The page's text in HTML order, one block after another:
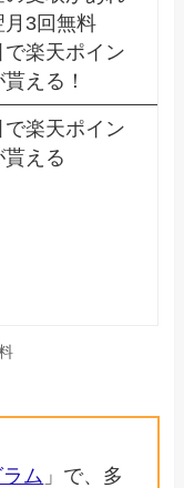
月3回無料
で楽天ポイン
貰える！
で楽天ポイン
貰える
ム 」で、多